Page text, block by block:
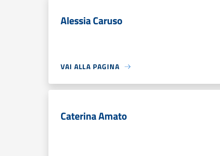
Alessia Caruso
VAI ALLA PAGINA
Caterina Amato